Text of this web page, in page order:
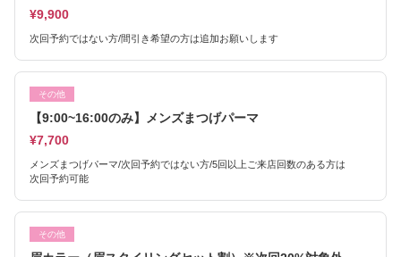
¥9,900
次回予約ではない方/間引き希望の方は追加お願いします
その他
【9:00~16:00のみ】メンズまつげパーマ
¥7,700
メンズまつげパーマ/次回予約ではない方/5回以上ご来店回数のある方は
次回予約可能
その他